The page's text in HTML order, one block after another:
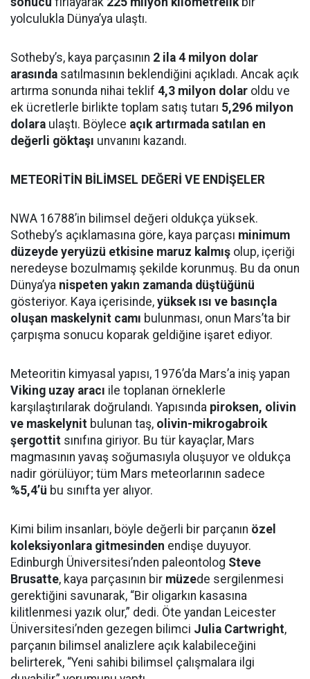
yolculukla Dünya’ya ulaştı.
Sotheby’s, kaya parçasının 2 ila 4 milyon dolar
arasında satılmasının beklendiğini açıkladı. Ancak açık
artırma sonunda nihai teklif 4,3 milyon dolar oldu ve
ek ücretlerle birlikte toplam satış tutarı 5,296 milyon
dolara ulaştı. Böylece açık artırmada satılan en
değerli göktaşı unvanını kazandı.
METEORİTİN BİLİMSEL DEĞERİ VE ENDİŞELER
NWA 16788’in bilimsel değeri oldukça yüksek.
Sotheby’s açıklamasına göre, kaya parçası minimum
düzeyde yeryüzü etkisine maruz kalmış olup, içeriği
neredeyse bozulmamış şekilde korunmuş. Bu da onun
Dünya’ya nispeten yakın zamanda düştüğünü
gösteriyor. Kaya içerisinde, yüksek ısı ve basınçla
oluşan maskelynit camı bulunması, onun Mars’ta bir
çarpışma sonucu koparak geldiğine işaret ediyor.
Meteoritin kimyasal yapısı, 1976’da Mars’a iniş yapan
Viking uzay aracı ile toplanan örneklerle
karşılaştırılarak doğrulandı. Yapısında piroksen, olivin
ve maskelynit bulunan taş, olivin-mikrogabroik
şergottit sınıfına giriyor. Bu tür kayaçlar, Mars
magmasının yavaş soğumasıyla oluşuyor ve oldukça
nadir görülüyor; tüm Mars meteorlarının sadece
%5,4’ü bu sınıfta yer alıyor.
Kimi bilim insanları, böyle değerli bir parçanın özel
koleksiyonlara gitmesinden endişe duyuyor.
Edinburgh Üniversitesi’nden paleontolog Steve
Brusatte, kaya parçasının bir müzede sergilenmesi
gerektiğini savunarak, “Bir oligarkın kasasına
kilitlenmesi yazık olur,” dedi. Öte yandan Leicester
Üniversitesi’nden gezegen bilimci Julia Cartwright,
parçanın bilimsel analizlere açık kalabileceğini
belirterek, “Yeni sahibi bilimsel çalışmalara ilgi